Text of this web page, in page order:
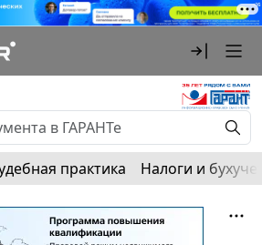
практика Налоги и